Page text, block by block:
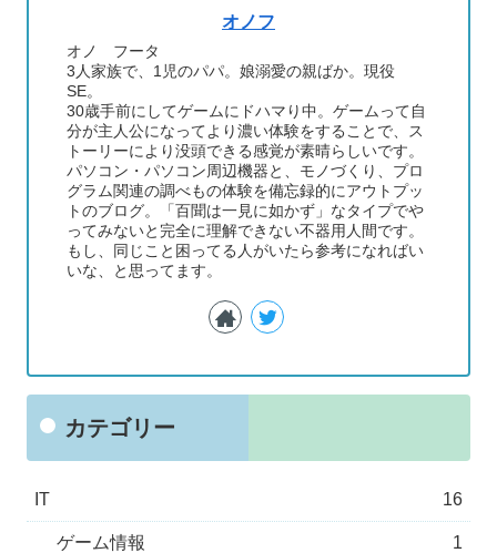
オノフ
オノ フータ
3人家族で、1児のパパ。娘溺愛の親ばか。現役
SE。
30歳手前にしてゲームにドハマり中。ゲームって自
分が主人公になってより濃い体験をすることで、ス
トーリーにより没頭できる感覚が素晴らしいです。
パソコン・パソコン周辺機器と、モノづくり、プロ
グラム関連の調べもの体験を備忘録的にアウトプッ
トのブログ。「百聞は一見に如かず」なタイプでや
ってみないと完全に理解できない不器用人間です。
もし、同じこと困ってる人がいたら参考になればい
いな、と思ってます。
カテゴリー
IT 16
ゲーム情報 1